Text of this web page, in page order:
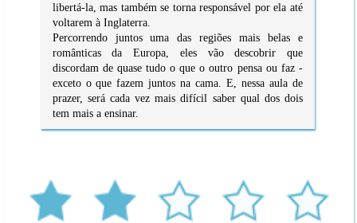
libertá-la, mas também se torna responsável por ela até
voltarem à Inglaterra.
Percorrendo juntos uma das regiões mais belas e
românticas da Europa, eles vão descobrir que
discordam de quase tudo o que o outro pensa ou faz -
exceto o que fazem juntos na cama. E, nessa aula de
prazer, será cada vez mais difícil saber qual dos dois
tem mais a ensinar.